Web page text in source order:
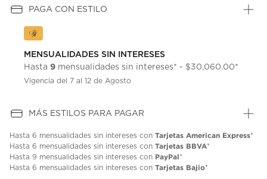
PAGA CON ESTILO
MENSUALIDADES SIN INTERESES
Hasta 9 mensualidades sin intereses* - $30,060.00*
Vigencia del 7 al 12 de Agosto
MÁS ESTILOS PARA PAGAR
Hasta 6 mensualidades sin intereses con Tarjetas American Express*
Hasta 6 mensualidades sin intereses con Tarjetas BBVA*
Hasta 9 mensualidades sin intereses con PayPal*
Hasta 6 mensualidades sin intereses con Tarjetas Bajio*